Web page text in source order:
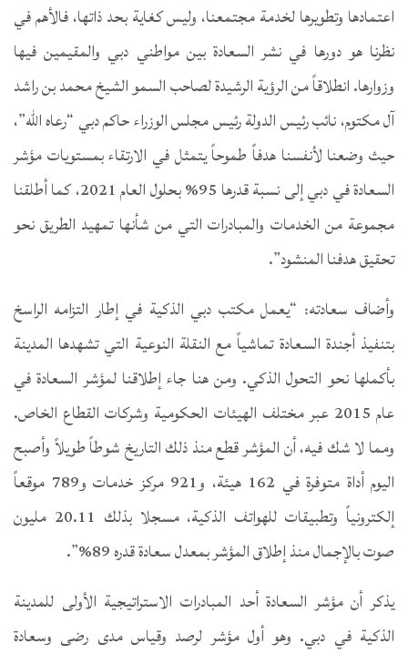
اعتمادها وتطويرها لخدمة مجتمعنا، وليس كغاية بحد ذاتها، فالأهم في
نظرنا هو دورها في نشر السعادة بين مواطني دبي والمقيمين فيها
وزوارها. انطلاقاً من الرؤية الرشيدة لصاحب السمو الشيخ محمد بن راشد
آل مكتوم، نائب رئيس الدولة رئيس مجلس الوزراء حاكم دبي “رعاه الله”،
حيث وضعنا لأنفسنا هدفاً طموحاً يتمثل في الارتقاء بمستويات مؤشر
السعادة في دبي إلى نسبة قدرها 95% بحلول العام 2021، كما أطلقنا
مجموعة من الخدمات والمبادرات التي من شأنها تمهيد الطريق نحو
تحقيق هدفنا المنشود”.
وأضاف سعادته: “يعمل مكتب دبي الذكية في إطار التزامه الراسخ
بتنفيذ أجندة السعادة تماشياً مع النقلة النوعية التي تشهدها المدينة
بأكملها نحو التحول الذكي. ومن هنا جاء إطلاقنا لمؤشر السعادة في
عام 2015 عبر مختلف الهيئات الحكومية وشركات القطاع الخاص.
ومما لا شك فيه، أن المؤشر قطع منذ ذلك التاريخ شوطاً طويلاً وأصبح
اليوم أداة متوفرة في 162 هيئة، و921 مركز خدمات و789 موقعاً
إلكترونياً وتطبيقات للهواتف الذكية، مسجلا بذلك 20.11 مليون
صوت بالإجمال منذ إطلاق المؤشر بمعدل سعادة قدره 89%”.
يذكر أن مؤشر السعادة أحد المبادرات الاستراتيجية الأولى للمدينة
الذكية في دبي. وهو أول مؤشر لرصد وقياس مدى رضى وسعادة